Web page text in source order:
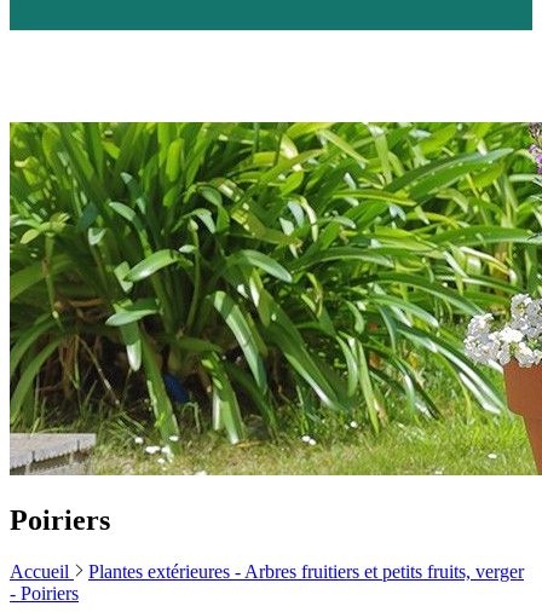
Poiriers
Accueil Plantes extérieures - Arbres fruitiers et petits fruits, verger
- Poiriers